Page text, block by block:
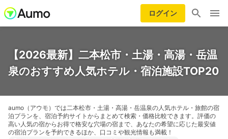
ログイン
【2026最新】二本松市・土湯・高湯・岳温
泉のおすすめ人気ホテル・宿泊施設TOP20
aumo（アウモ）では二本松市・土湯・高湯・岳温泉の人気ホテル・旅館の宿
泊プランを、宿泊予約サイトからまとめて検索・価格比較できます。評価の
高い人気の宿からお得で格安な穴場の宿まで、あなたの希望に応じた最安値
の宿泊プランを予約できるほか、口コミや観光情報も満載！